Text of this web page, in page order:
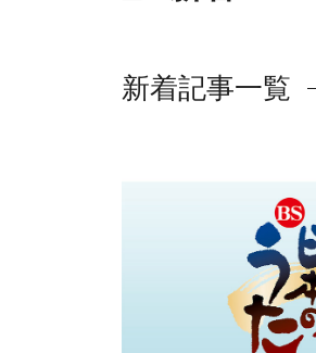
新着記事一覧